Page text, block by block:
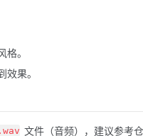
。
果。
.wav 文件（音频），建议参考